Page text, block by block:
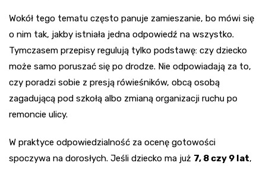
Wokół tego tematu często panuje zamieszanie, bo mówi się
o nim tak, jakby istniała jedna odpowiedź na wszystko.
Tymczasem przepisy regulują tylko podstawę: czy dziecko
może samo poruszać się po drodze. Nie odpowiadają za to,
czy poradzi sobie z presją rówieśników, obcą osobą
zagadującą pod szkołą albo zmianą organizacji ruchu po
remoncie ulicy.
W praktyce odpowiedzialność za ocenę gotowości
spoczywa na dorosłych. Jeśli dziecko ma już 7, 8 czy 9 lat,